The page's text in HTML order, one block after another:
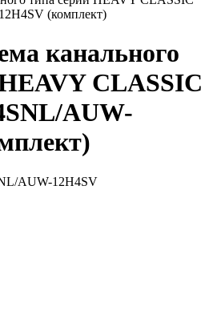
канального
CLASSIC
AUW-
AUW-12H4SV